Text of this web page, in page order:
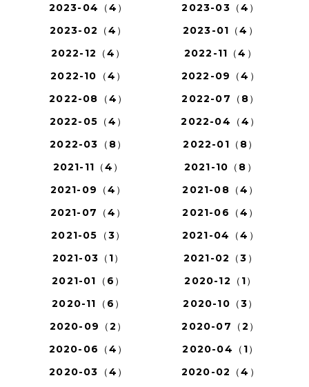
2023-04（4）
2023-03（4）
2023-02（4）
2023-01（4）
2022-12（4）
2022-11（4）
2022-10（4）
2022-09（4）
2022-08（4）
2022-07（8）
2022-05（4）
2022-04（4）
2022-03（8）
2022-01（8）
2021-11（4）
2021-10（8）
2021-09（4）
2021-08（4）
2021-07（4）
2021-06（4）
2021-05（3）
2021-04（4）
2021-03（1）
2021-02（3）
2021-01（6）
2020-12（1）
2020-11（6）
2020-10（3）
2020-09（2）
2020-07（2）
2020-06（4）
2020-04（1）
2020-03（4）
2020-02（4）